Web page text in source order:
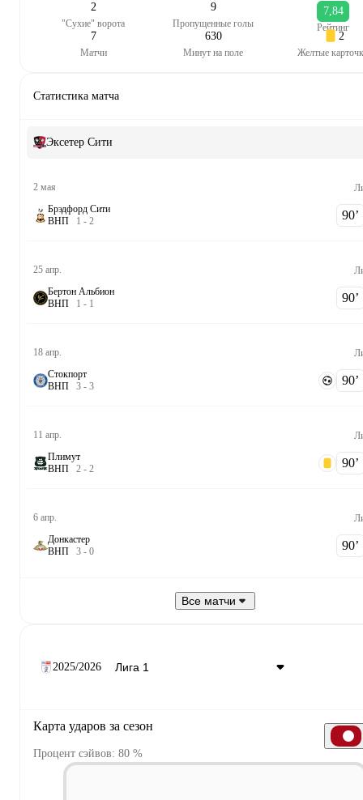
2
"Сухие" ворота
9
Пропущенные голы
7,84
Рейтинг
7
Матчи
630
Минут на поле
2
Желтые
Статистика матча
Эксетер Сити
2 мая
Брэдфорд Сити
ВНП 1 - 2 90‎’‎
25 апр.
Бертон Альбион
ВНП 1 - 1 90‎’‎
18 апр.
Стокпорт
ВНП 3 - 3 90‎’‎
11 апр.
Плимут
ВНП 2 - 2 90‎’‎
6 апр.
Донкастер
ВНП 3 - 0 90‎’‎
Все матчи
2025/2026
Карта ударов за сезон
Процент сэйвов: 80 %